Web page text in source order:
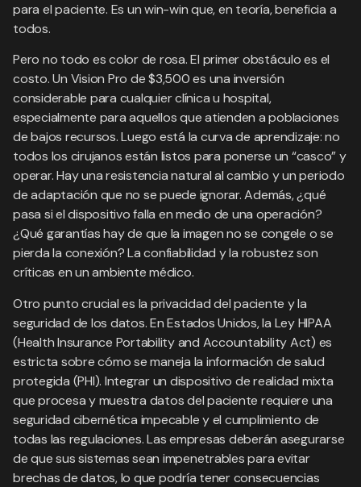
para el paciente. Es un win-win que, en teoría, beneficia a
todos.
Pero no todo es color de rosa. El primer obstáculo es el
costo. Un Vision Pro de $3,500 es una inversión
considerable para cualquier clínica u hospital,
especialmente para aquellos que atienden a poblaciones
de bajos recursos. Luego está la curva de aprendizaje: no
todos los cirujanos están listos para ponerse un “casco” y
operar. Hay una resistencia natural al cambio y un periodo
de adaptación que no se puede ignorar. Además, ¿qué
pasa si el dispositivo falla en medio de una operación?
¿Qué garantías hay de que la imagen no se congele o se
pierda la conexión? La confiabilidad y la robustez son
críticas en un ambiente médico.
Otro punto crucial es la privacidad del paciente y la
seguridad de los datos. En Estados Unidos, la Ley HIPAA
(Health Insurance Portability and Accountability Act) es
estricta sobre cómo se maneja la información de salud
protegida (PHI). Integrar un dispositivo de realidad mixta
que procesa y muestra datos del paciente requiere una
seguridad cibernética impecable y el cumplimiento de
todas las regulaciones. Las empresas deberán asegurarse
de que sus sistemas sean impenetrables para evitar
brechas de datos, lo que podría tener consecuencias